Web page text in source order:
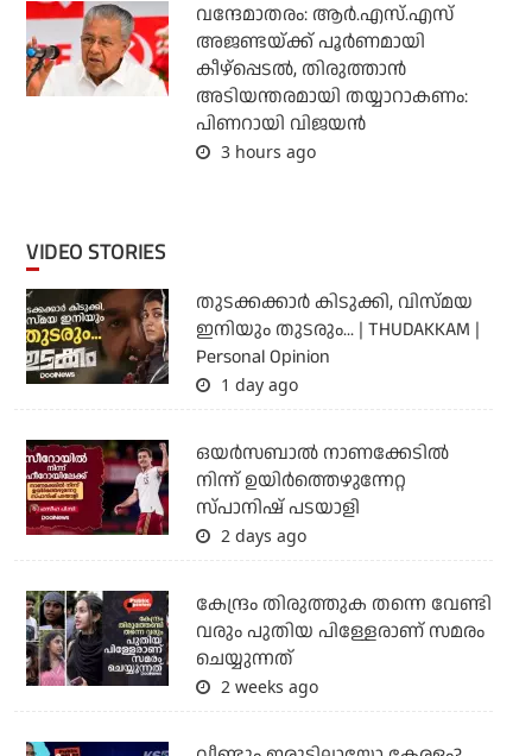
വന്ദേമാതരം: ആര്‍.എസ്.എസ്
അജണ്ടയ്ക്ക് പൂര്‍ണമായി
കീഴ്‌പ്പെടല്‍, തിരുത്താന്‍
അടിയന്തരമായി തയ്യാറാകണം:
പിണറായി വിജയന്‍
3 hours ago
VIDEO STORIES
തുടക്കക്കാര്‍ കിടുക്കി, വിസ്മയ
ഇനിയും തുടരും... | THUDAKKAM |
Personal Opinion
1 day ago
ഒയര്‍സബാൽ നാണക്കേടിൽ
നിന്ന് ഉയിർത്തെഴുന്നേറ്റ
സ്പാനിഷ് പടയാളി
2 days ago
കേന്ദ്രം തിരുത്തുക തന്നെ വേണ്ടി
വരും പുതിയ പിള്ളേരാണ് സമരം
ചെയ്യുന്നത്
2 weeks ago